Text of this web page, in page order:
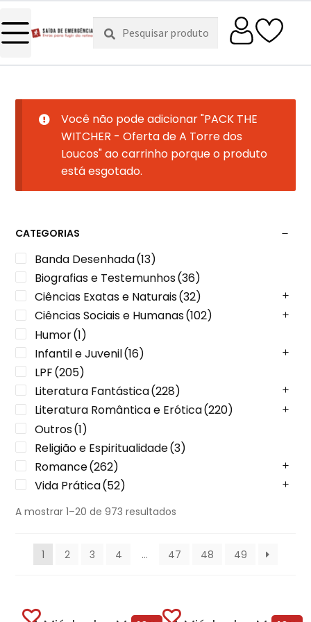
Pesquisar
por:
Pesquisa
Você não pode adicionar "PACK THE
WITCHER - Oferta de A Torre dos
Loucos" ao carrinho porque o produto
está esgotado.
CATEGORIAS
Banda Desenhada(13)
Biografias e Testemunhos(36)
Ciências Exatas e Naturais(32)
Ciências Sociais e Humanas(102)
Humor(1)
Infantil e Juvenil(16)
LPF(205)
Literatura Fantástica(228)
Literatura Romântica e Erótica(220)
Outros(1)
Religião e Espiritualidade(3)
Romance(262)
Vida Prática(52)
A mostrar 1–20 de 973 resultados
1 2 3 4 … 47 48 49